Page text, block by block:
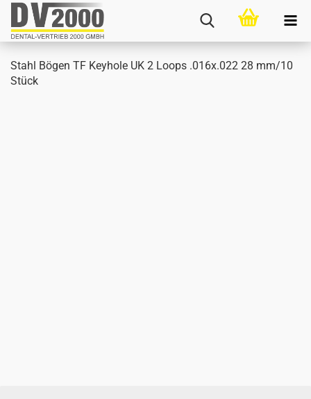
Stahl Bögen TF Key­ho­le UK 2 Loops .016x.022 28 mm/10
Stück